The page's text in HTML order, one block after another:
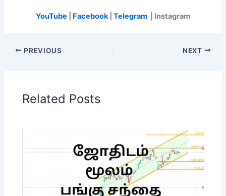
YouTube Facebook| Telegram | Instagram
PREVIOUS NEXT
Related Posts